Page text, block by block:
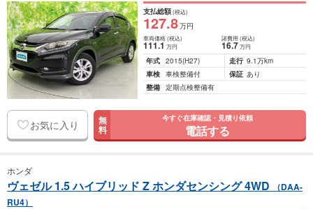
支払総額(税込)
127.8万円
車両価格(税込)
111.1万円
諸費用 (税込)
16.7 万円
年式 2015(H27) 走行 9.1万km
車検 車検整備付 保証 あり
整備 定期点検整備有
お気に入り 無
料
今すぐ在庫確認・見積り依頼
電話する
ホンダ
ヴェゼル 1.5 ハイブリッド Z ホンダセンシング 4WD
（DAA-
RU4）